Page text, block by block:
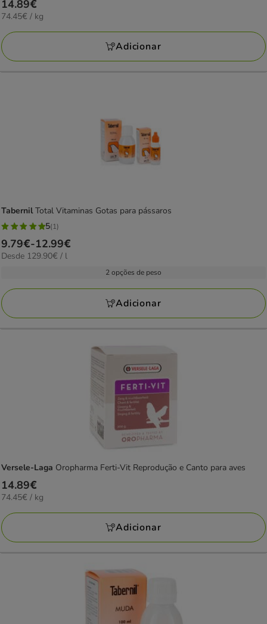
Preço
14.89€
14.89€
74.45€
KG
74.45€ / kg
Adicionar
TabernilTotal Vitaminas Gotas para pássaros
5
estrelas
com
avaliações
5(1)
Preço
de
12.99€
9.79€-12.99€
129.90€
Desde 129.90€ / l
2 opções de peso
Adicionar
Versele-Laga Oropharma Ferti-Vit Reprodução e Canto para aves
Preço
14.89€
14.89€
74.45€
KG
74.45€ / kg
Adicionar